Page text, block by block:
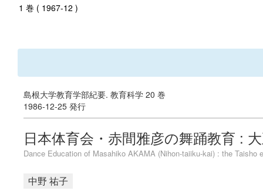
1 巻 ( 1967-12 )
島根大学教育学部紀要. 教育科学 20 巻
1986-12-25 発行
日本体育会・赤間雅彦の舞踊教育 :
Dance Education of Masahiko AKAMA (Nihon-taiiku-kai) : the Taisho
中野 祐子